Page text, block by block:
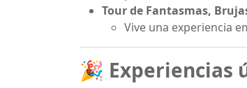
Tour de Fantasmas,
Vive una experiencia
🎉 Experiencias